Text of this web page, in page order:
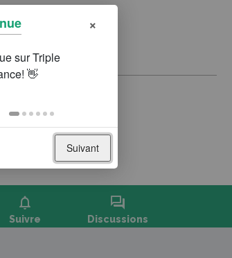
notifications
Suivre
forum
Discussions
×
Suivant